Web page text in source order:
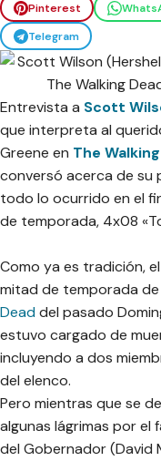
Pinterest
Telegram
Entrevista a Scott
que interpreta al
Greene en The
conversó acerca de su
todo lo ocurrido en el
de temporada, 4x08
Como ya es tradición,
mitad de temporada de
Deaddel pasado
estuvo cargado de
incluyendo a dos
del elenco.
Pero mientras que se
algunas lágrimas por el
del Gobernador (David